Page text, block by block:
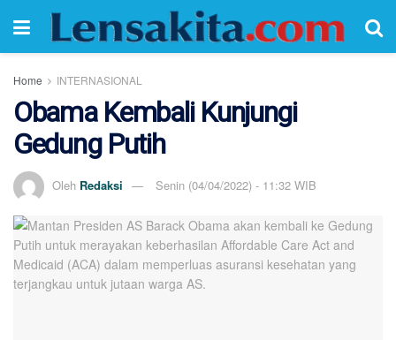
Home INTERNASIONAL
Obama Kembali Kunjungi
Gedung Putih
Oleh Redaksi Senin (04/04/2022) - 11:32 WIB